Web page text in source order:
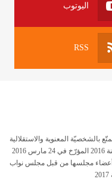
اليوتوب
RSS
بالشخصيّة المعنوية والاستقلالية
المالية أحدثت بموجب القانون الأساسي عدد22 لسنة 2016 المؤرّخ في 24 مارس 2016
أعضاء مجلسها من قبل مجلس نواب